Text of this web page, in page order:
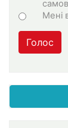
Мені
Голос